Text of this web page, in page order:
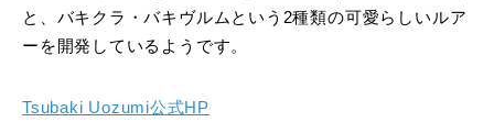
と、バキクラ・バキヴルムという2種類の可愛らしいルア
ーを開発しているようです。
Tsubaki Uozumi公式HP